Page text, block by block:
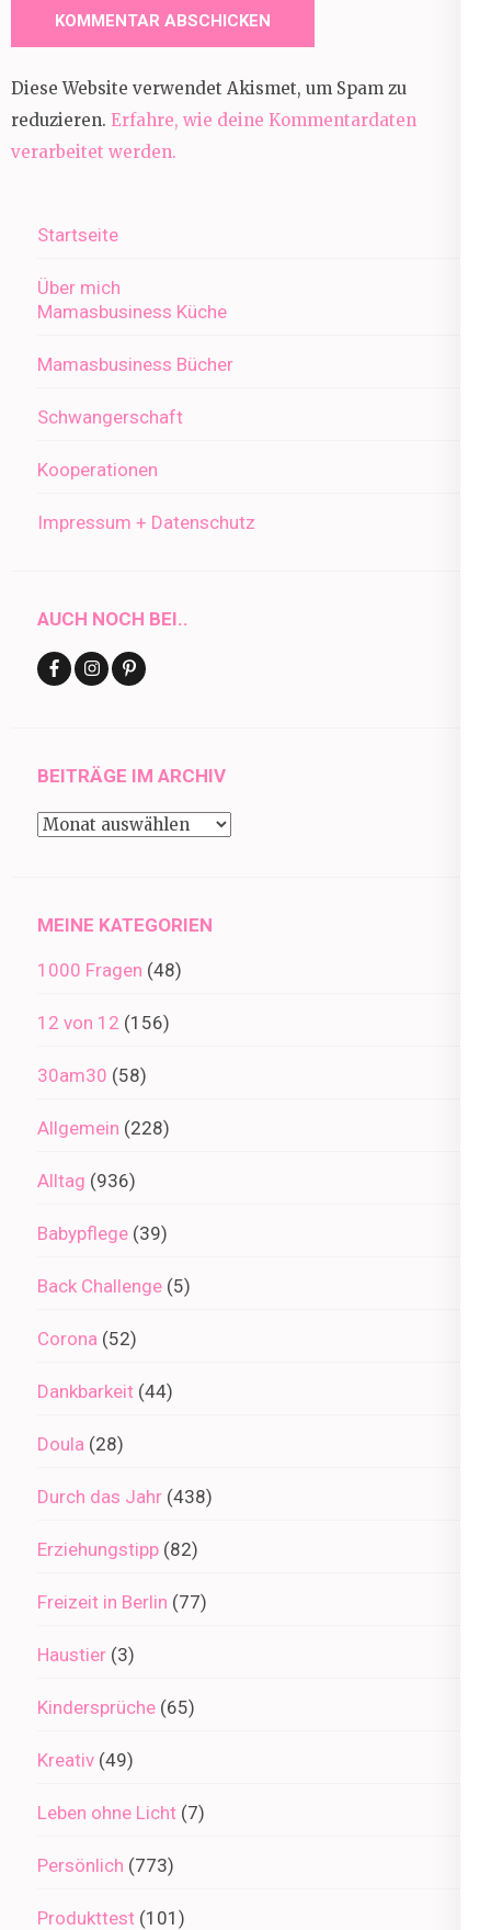
Diese Website verwendet Akismet, um Spam zu
reduzieren. Erfahre, wie deine Kommentardaten
verarbeitet werden.
Startseite
Über mich
Mamasbusiness Küche
Mamasbusiness Bücher
Schwangerschaft
Kooperationen
Impressum + Datenschutz
AUCH NOCH BEI..
BEITRÄGE IM ARCHIV
Beiträge
MEINE KATEGORIEN
1000 Fragen (48)
12 von 12 (156)
30am30 (58)
Allgemein (228)
Alltag (936)
Babypflege (39)
Back Challenge (5)
Corona (52)
Dankbarkeit (44)
Doula (28)
Durch das Jahr (438)
Erziehungstipp (82)
Freizeit in Berlin (77)
Haustier (3)
Kindersprüche (65)
Kreativ (49)
Leben ohne Licht (7)
Persönlich (773)
Produkttest (101)